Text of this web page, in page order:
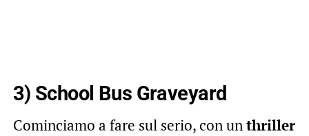
3) School Bus Graveyard
Cominciamo a fare sul serio, con un thriller